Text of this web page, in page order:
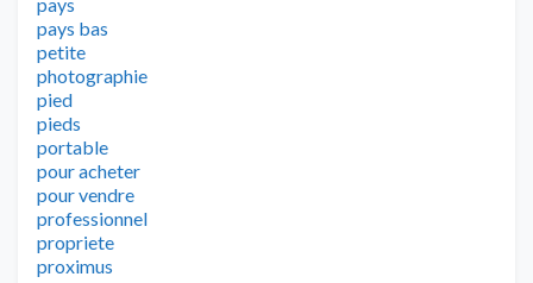
pays bas
petite
photographie
pied
pieds
portable
pour acheter
pour vendre
professionnel
propriete
proximus